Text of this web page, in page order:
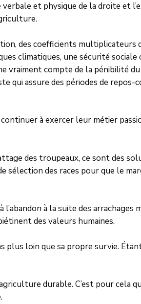
et physique de la droite et
des coefficients multiplicateurs
climatiques, une sécurité sociale
vraiment compte de la pénibilité
qui assure des périodes de repos-
à exercer leur métier
des troupeaux, ce sont des
sélection des races pour que le
à la suite des arrachages
des valeurs humaines.
plus loin que sa propre survie.
durable. C’est pour cela